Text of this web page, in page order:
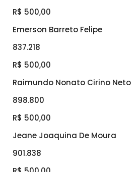
R$ 500,00
Emerson Barreto Felipe
837.218
R$ 500,00
Raimundo Nonato Cirino Neto
898.800
R$ 500,00
Jeane Joaquina De Moura
901.838